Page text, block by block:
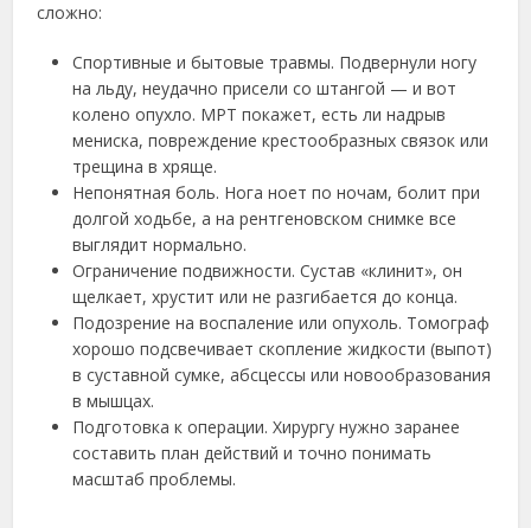
сложно:
Спортивные и бытовые травмы. Подвернули ногу
на льду, неудачно присели со штангой — и вот
колено опухло. МРТ покажет, есть ли надрыв
мениска, повреждение крестообразных связок или
трещина в хряще.
Непонятная боль. Нога ноет по ночам, болит при
долгой ходьбе, а на рентгеновском снимке все
выглядит нормально.
Ограничение подвижности. Сустав «клинит», он
щелкает, хрустит или не разгибается до конца.
Подозрение на воспаление или опухоль. Томограф
хорошо подсвечивает скопление жидкости (выпот)
в суставной сумке, абсцессы или новообразования
в мышцах.
Подготовка к операции. Хирургу нужно заранее
составить план действий и точно понимать
масштаб проблемы.